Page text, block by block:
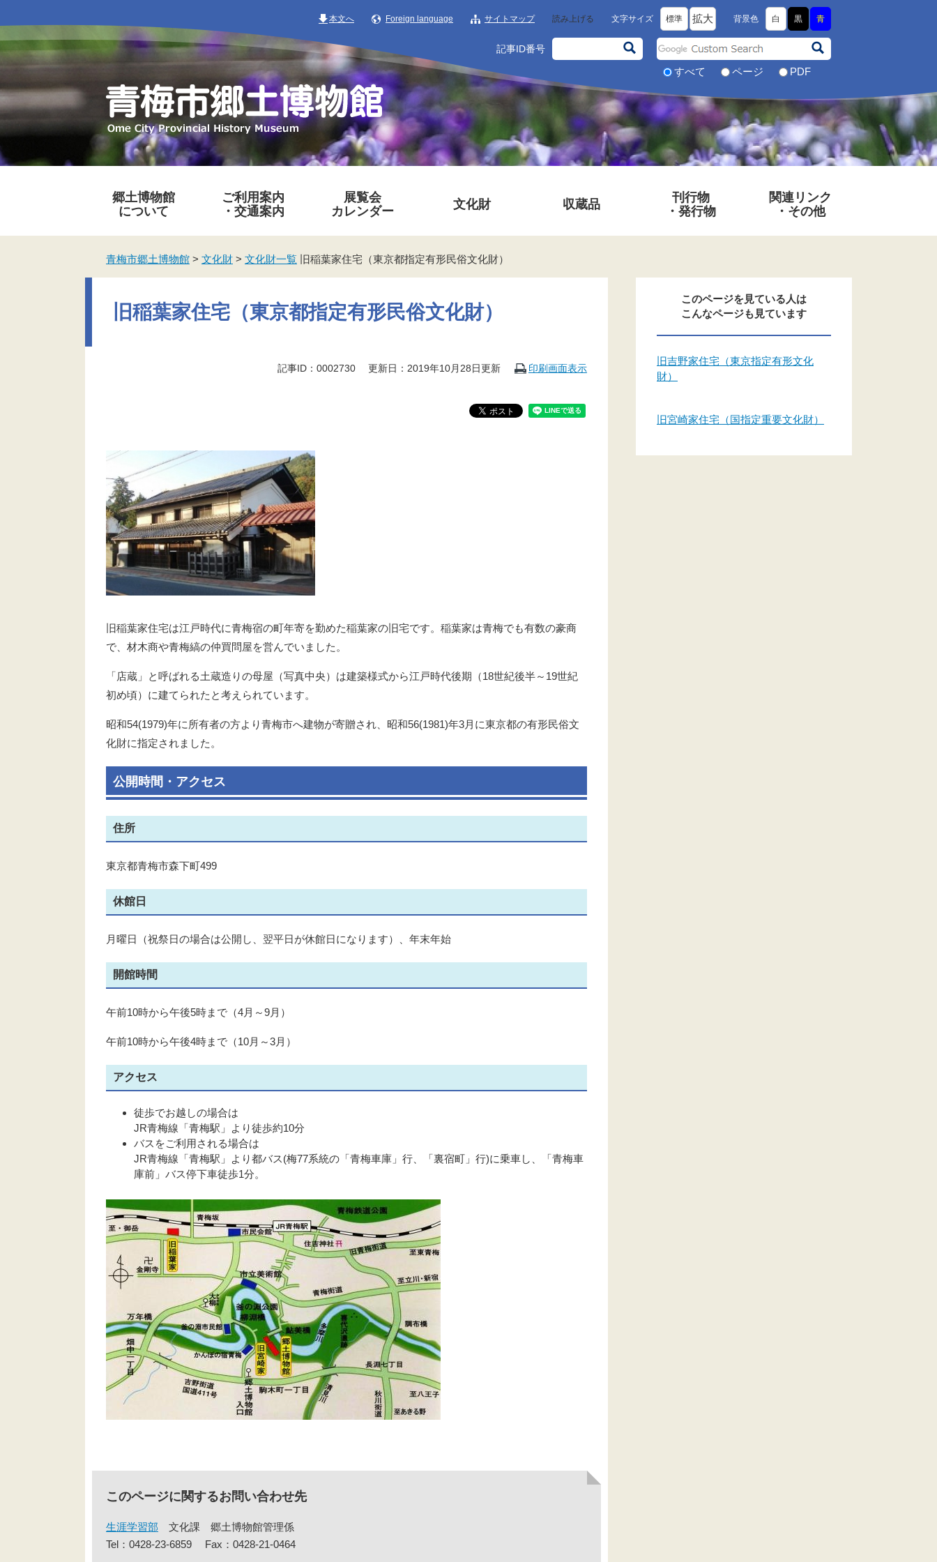
ー
ジ
の
で
す
。
ニ
ュ
ー
ば
し
て
本
文
本文へ Foreign language サイトマップ 読み上げる 文字サイズ 標準 拡大 背景色 白 黒 青
記事ID番号
G
o
l
e
カ
ス
タ
すべて ページ PDF
郷土博物館
について
ご利用案内
・交通案内
展覧会
カレンダー
文化財 収蔵品
刊行物
・発行物
関連リンク
・その他
青梅市郷土博物館 > 文化財 > 文化財一覧 旧稲葉家住宅（東京都指定有形民俗文化財）
旧稲葉家住宅（東京都指定有形民俗文化財）
記事ID：0002730 更新日：2019年10月28日更新 印刷画面表示
旧稲葉家住宅は江戸時代に青梅宿の町年寄を勤めた稲葉家の旧宅です。稲葉家は青梅でも有数の豪商
で、材木商や青梅縞の仲買問屋を営んでいました。
「店蔵」と呼ばれる土蔵造りの母屋（写真中央）は建築様式から江戸時代後期（18世紀後半～19世紀
初め頃）に建てられたと考えられています。
昭和54(1979)年に所有者の方より青梅市へ建物が寄贈され、昭和56(1981)年3月に東京都の有形民俗文
化財に指定されました。
公開時間・アクセス
住所
東京都青梅市森下町499
休館日
月曜日（祝祭日の場合は公開し、翌平日が休館日になります）、年末年始
開館時間
午前10時から午後5時まで（4月～9月）
午前10時から午後4時まで（10月～3月）
アクセス
徒歩でお越しの場合は
JR青梅線「青梅駅」より徒歩約10分
バスをご利用される場合は
JR青梅線「青梅駅」より都バス(梅77系統の「青梅車庫」行、「裏宿町」行)に乗車し、「青梅車
庫前」バス停下車徒歩1分。
このページに関するお問い合わせ先
生涯学習部 文化課
郷土博物館管理係
Tel：0428-23-6859
Fax：0428-21-0464
このページを見ている人は
こんなページも見ています
旧吉野家住宅（東京指定有形文化
財）
旧宮崎家住宅（国指定重要文化財）